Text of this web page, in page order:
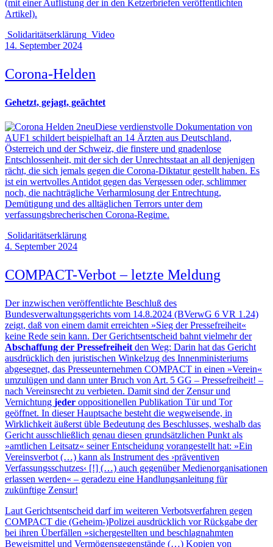
(mit einer Auflistung der in den Ketzerbriefen veröffentlichten
Artikel).
Solidaritätserklärung Video
14. September 2024
Corona-Helden
Gehetzt, gejagt, geächtet
Diese verdienstvolle Dokumentation von
AUF1 schildert beispielhaft an 14 Ärzten aus Deutschland,
Österreich und der Schweiz, die finstere und gnadenlose
Entschlossenheit, mit der sich der Unrechtsstaat an all denjenigen
rächt, die sich jemals gegen die Corona-Diktatur gestellt haben. Es
ist ein wertvolles Antidot gegen das Vergessen oder, schlimmer
noch, die nachträgliche Verharmlosung der Entrechtung,
Demütigung und des alltäglichen Terrors unter dem
verfassungsbrecherischen Corona-Regime.
Solidaritätserklärung
4. September 2024
COMPACT-Verbot – letzte Meldung
Der inzwischen veröffentlichte Beschluß des
Bundesverwaltungsgerichts vom 14.8.2024 (BVerwG 6 VR 1.24)
zeigt, daß von einem damit erreichten »Sieg der Pressefreiheit«
keine Rede sein kann. Der Gerichtsentscheid bahnt vielmehr der
Abschaffung der Pressefreiheit den Weg: Darin hat das Gericht
ausdrücklich den juristischen Winkelzug des Innenministeriums
abgesegnet, das Presseunternehmen COMPACT in einen »Verein«
umzulügen und dann unter Bruch von Art. 5 GG – Pressefreiheit! –
nach Vereinsrecht zu verbieten. Damit sind der Zensur und
Vernichtung jeder oppositionellen Publikation Tür und Tor
geöffnet. In dieser Hauptsache besteht die wegweisende, in
Wirklichkeit äußerst üble Bedeutung des Beschlusses, weshalb das
Gericht ausschließlich genau diesen grundsätzlichen Punkt als
»amtlichen Leitsatz« seiner Entscheidung vorangestellt hat: »Ein
Vereinsverbot (…) kann als Instrument des ›präventiven
Verfassungsschutzes‹ [!] (…) auch gegenüber Medienorganisationen
erlassen werden« – geradezu eine Handlungsanleitung für
zukünftige Zensur!
Laut Gerichtsentscheid darf im weiteren Verbotsverfahren gegen
COMPACT die (Geheim-)Polizei ausdrücklich vor Rückgabe der
bei ihren Überfällen »sichergestellten und beschlagnahmten
Beweismittel und Vermögensgegenstände (…) Kopien von